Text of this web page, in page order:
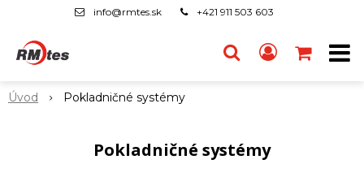
info@rmtes.sk +421 911 503 603
Úvod Pokladničné systémy
Pokladničné systémy